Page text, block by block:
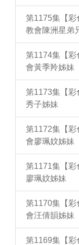
第1175集【彩
教會陳洲星弟
第1174集【彩
會黃季羚姊妹
第1173集【彩
秀子姊妹
第1172集【彩
會廖珮妏姊妹
第1171集【彩
廖珮妏姊妹
第1170集【彩
會汪倩韻姊妹
第1169集【彩